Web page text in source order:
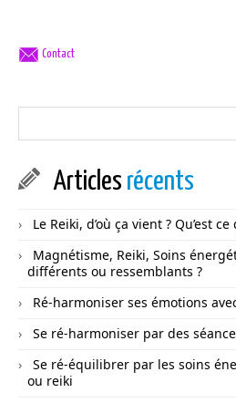
Contact
Articles récents
Le Reiki, d’où ça vient ? Qu’est ce
Magnétisme, Reiki, Soins
différents ou ressemblants ?
Ré-harmoniser ses émotions
Se ré-harmoniser par des
Se ré-équilibrer par les soins
ou reiki